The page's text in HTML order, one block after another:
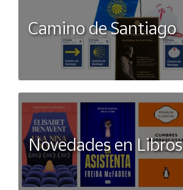
Camino de Santiago
Novedades en Libros